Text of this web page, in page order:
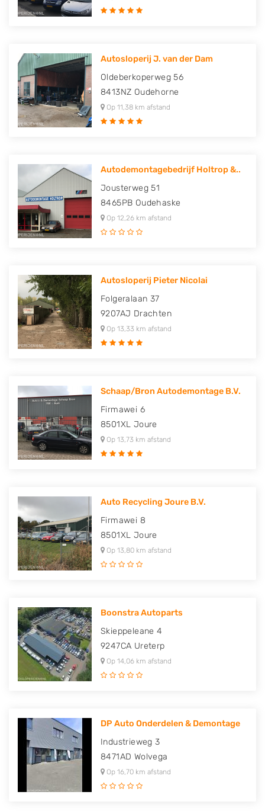
Autosloperij J. van der Dam
Oldeberkoperweg 56
8413NZ Oudehorne
Op 11,38 km afstand
Autodemontagebedrijf Holtrop &..
Jousterweg 51
8465PB Oudehaske
Op 12,26 km afstand
Autosloperij Pieter Nicolai
Folgeralaan 37
9207AJ Drachten
Op 13,33 km afstand
Schaap/Bron Autodemontage B.V.
Firmawei 6
8501XL Joure
Op 13,73 km afstand
Auto Recycling Joure B.V.
Firmawei 8
8501XL Joure
Op 13,80 km afstand
Boonstra Autoparts
Skieppeleane 4
9247CA Ureterp
Op 14,06 km afstand
DP Auto Onderdelen & Demontage
Industrieweg 3
8471AD Wolvega
Op 16,70 km afstand